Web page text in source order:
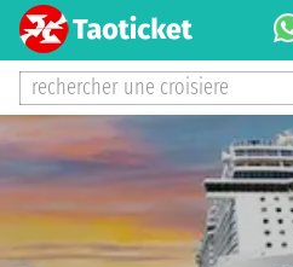
rechercher une croisiere